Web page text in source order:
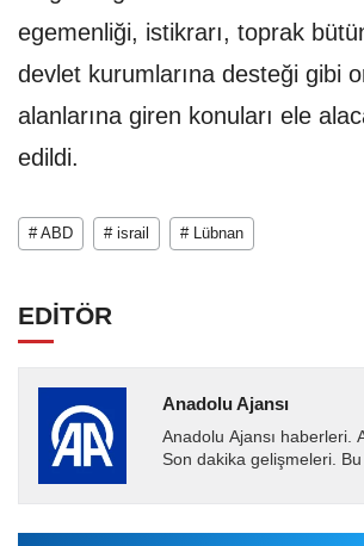
egemenliği, istikrarı, toprak
devlet kurumlarına desteği gibi
alanlarına giren konuları ele
edildi.
# ABD # israil # Lübnan
EDİTÖR
Anadolu Ajansı
Anadolu Ajansı haberleri.
Son dakika gelişmeleri.
Ajansı tarafından...